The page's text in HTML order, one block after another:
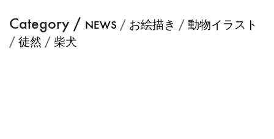
Category / NEWS / お絵描き / 動物イラスト
/ 徒然 / 柴犬